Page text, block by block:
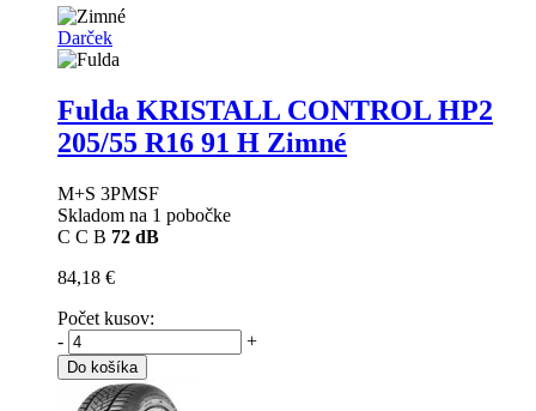
Darček
Fulda KRISTALL CONTROL HP2
205/55 R16 91 H Zimné
M+S 3PMSF
Skladom na 1 pobočke
C C B 72 dB
84,18 €
Počet kusov:
-
+
Do košíka